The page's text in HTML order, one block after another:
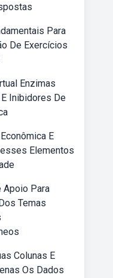
Para
De Exercícios
Enzimas
Inibidores De
E
Elementos
Apoio Para
Temas
Colunas E
Os Dados